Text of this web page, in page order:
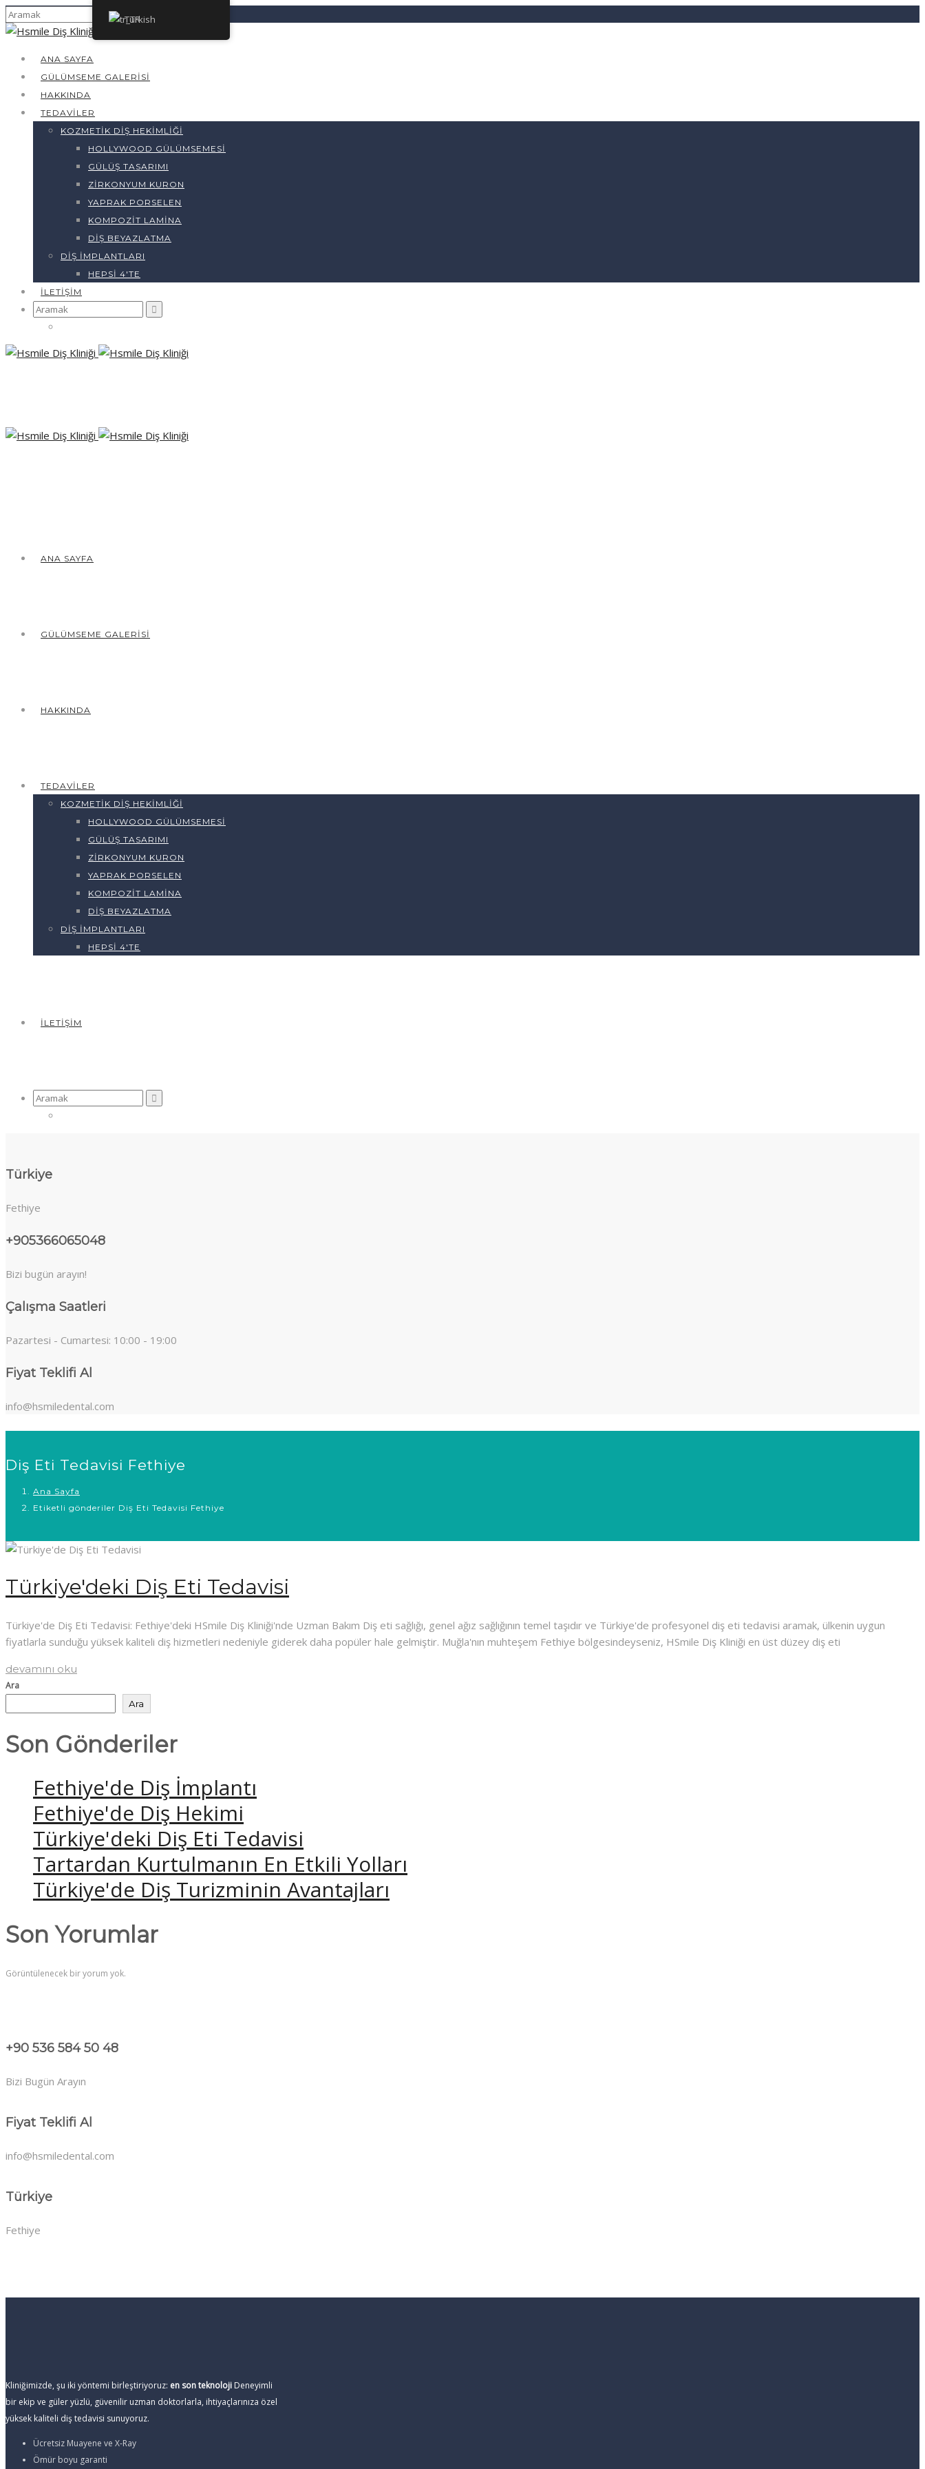
ANA SAYFA
GÜLÜMSEME GALERISI
HAKKINDA
TEDAVILER
KOZMETIK DIŞ HEKIMLIĞI
HOLLYWOOD GÜLÜMSEMESI
GÜLÜŞ TASARIMI
ZIRKONYUM KURON
YAPRAK PORSELEN
KOMPOZIT LAMINA
DIŞ BEYAZLATMA
DIŞ İMPLANTLARI
HEPSI 4'TE
İLETIŞIM
Arama
yap:
ANA SAYFA
GÜLÜMSEME GALERISI
HAKKINDA
TEDAVILER
KOZMETIK DIŞ HEKIMLIĞI
HOLLYWOOD GÜLÜMSEMESI
GÜLÜŞ TASARIMI
ZIRKONYUM KURON
YAPRAK PORSELEN
KOMPOZIT LAMINA
DIŞ BEYAZLATMA
DIŞ İMPLANTLARI
HEPSI 4'TE
İLETIŞIM
Arama
yap:
Türkiye
Fethiye
+905366065048
Bizi bugün arayın!
Çalışma Saatleri
Pazartesi - Cumartesi: 10:00 - 19:00
Fiyat Teklifi Al
info@hsmiledental.com
Diş Eti Tedavisi Fethiye
Ana Sayfa
Etiketli gönderiler Diş Eti Tedavisi Fethiye
Türkiye'deki Diş Eti Tedavisi
Türkiye'de Diş Eti Tedavisi: Fethiye'deki HSmile Diş Kliniği'nde Uzman Bakım Diş eti sağlığı, genel ağız sağlığının temel taşıdır ve Türkiye'de profesyonel diş eti tedavisi aramak, ülkenin uygun
fiyatlarla sunduğu yüksek kaliteli diş hizmetleri nedeniyle giderek daha popüler hale gelmiştir. Muğla'nın muhteşem Fethiye bölgesindeyseniz, HSmile Diş Kliniği en üst düzey diş eti
devamını oku
Ara
Ara
Son Gönderiler
Fethiye'de Diş İmplantı
Fethiye'de Diş Hekimi
Türkiye'deki Diş Eti Tedavisi
Tartardan Kurtulmanın En Etkili Yolları
Türkiye'de Diş Turizminin Avantajları
Son Yorumlar
Görüntülenecek bir yorum yok.
+90 536 584 50 48
Bizi Bugün Arayın
Fiyat Teklifi Al
info@hsmiledental.com
Türkiye
Fethiye
Kliniğimizde, şu iki yöntemi birleştiriyoruz: en son teknoloji Deneyimli
bir ekip ve güler yüzlü, güvenilir uzman doktorlarla, ihtiyaçlarınıza özel
yüksek kaliteli diş tedavisi sunuyoruz.
Ücretsiz Muayene ve X-Ray
Ömür boyu garanti
Turkish